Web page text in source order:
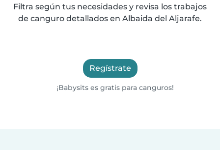
Filtra según tus necesidades y revisa los trabajos
de canguro detallados en Albaida del Aljarafe.
Regístrate
¡Babysits es gratis para canguros!